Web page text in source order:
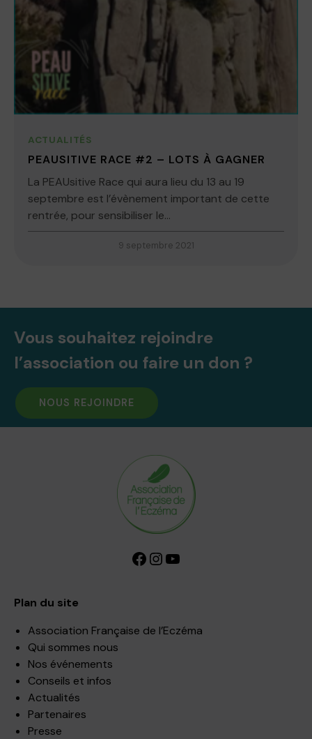
ACTUALITÉS
PEAUSITIVE RACE #2 – LOTS À GAGNER
La PEAUsitive Race qui aura lieu du 13 au 19
septembre est l’évènement important de cette
rentrée, pour sensibiliser le...
9 septembre 2021
Vous souhaitez rejoindre
l’association ou faire un don ?
NOUS REJOINDRE
Facebook InstagramYouTube
Plan du site
Association Française de l’Eczéma
Qui sommes nous
Nos événements
Conseils et infos
Actualités
Partenaires
Presse